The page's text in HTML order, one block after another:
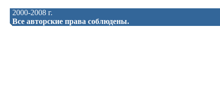
2000-2008 г.
Все авторские права соблюдены.